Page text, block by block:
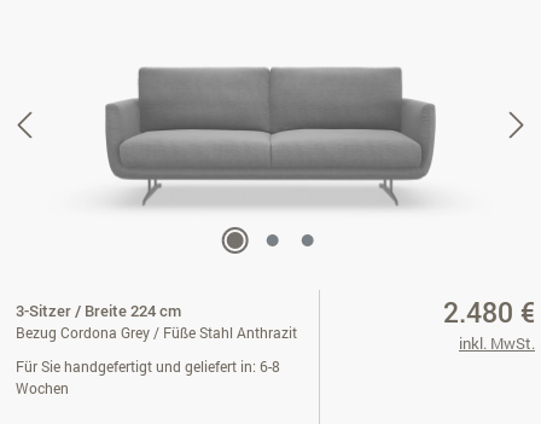
3-Sitzer / Breite 224 cm
Bezug Cordona Grey / Füße Stahl Anthrazit
Für Sie handgefertigt und geliefert in: 6-8
Wochen
2.480 €
inkl. MwSt.